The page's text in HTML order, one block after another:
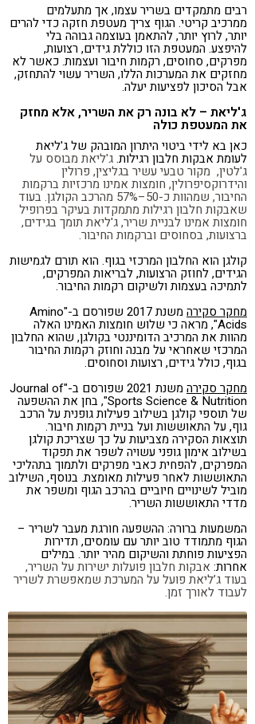
רבים מתמקדים בשריר עצמו, אך מתעלמים
ממרכיב קריטי. הגוף צריך מעטפת חזקה כדי להרים
יותר, לרוץ יותר, להתאמן בעוצמה גבוהה בלי
להיפצע. המעטפת הזו כוללת גידים, רצועות,
מפרקים, סחוסים, רקמות חיבור ועצמות. כאשר לא
מחזקים את המערכות הללו, השריר עשוי להתחזק,
אבל הסיכון לפציעות יעלה.
ג'ליאת – לא בונה רק את השריר, אלא מחזק
את המעטפת כולה
כאן בא לידי ביטוי היתרון המובהק של ג'ליאת
לעומת אבקות חלבון רגילות.ג'ליאת מבוסס על
ג'לטין, מקור טבעי עשיר בגליצין, פרולין
והידרוקסיפרולין, חומצות אמינו מרכזיות ברקמות
החיבור, שמהוות כ-50–57% מהרכב הקולגן. בעוד
שאבקות חלבון רגילות מתמקדות בעיקר בפרופיל
חומצות אמינו לבניית שריר, ג'ליאת תומך בגידים,
ברצועות, בסחוסים וברקמות החיבור.
קולגן הוא החלבון המרכזי בגוף. הוא תורם לגמישות
הגידים, לחוזק הרצועות, לבריאות המפרקים,
לתמיכה בעצמות ולשיקום רקמות החיבור.
מחקר סקירה
משנת 2017 שפורסם ב-"Amino
Acids", מראה כי שלוש חומצות האמינו האלה
מהוות את המרכיב הדומיננטי בקולגן, שהוא החלבון
המרכזי שאחראי על מבנה וחוזק רקמות החיבור
בגוף, כולל גידים, רצועות וסחוסים.
מחקר סקירה
משנת 2021 שפורסם ב-"Journal of
Sports Science & Nutrition", בחן את ההשפעה
של תוספי קולגן בשילוב פעילות גופנית על הרכב
גוף, על התאוששות ועל בניית רקמות חיבור.
תוצאות הסקירה מצביעות על כך שצריכת קולגן
בשילוב אימון גופני עשויה לשפר את תפקוד
המפרקים, להפחית כאבי מפרקים ולתמוך בתהליכי
התאוששות לאחר פעילות מאומצת. בנוסף, השילוב
מוביל לשינויים חיוביים בהרכב הגוף ומשפר את
מדדי התאוששות השריר.
המשמעות ברורה: ההשפעה חורגת מעבר לשריר –
הגוף מתמודד טוב יותר עם עומסים, תדירות
הפציעות פוחתת והשיקום מהיר יותר. במילים
אחרות: אבקות חלבון פועלות ישירות על השריר,
בעוד ג’ליאת פועל על המערכת שמאפשרת לשריר
לעבוד לאורך זמן.